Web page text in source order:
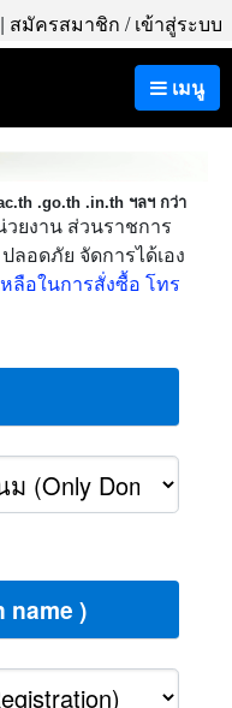
สมัครสมาชิก /เข้าสู่ระบบ
เมนู
.go.th .in.th ฯลฯ กว่า
วยงาน ส่วนราชการ
ลอดภัย จัดการได้เอง
ลือในการสั่งซื้อ โทร
name )